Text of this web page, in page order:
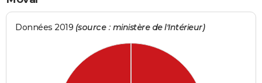
Données 2019 (source : ministère de l'Intérieur)